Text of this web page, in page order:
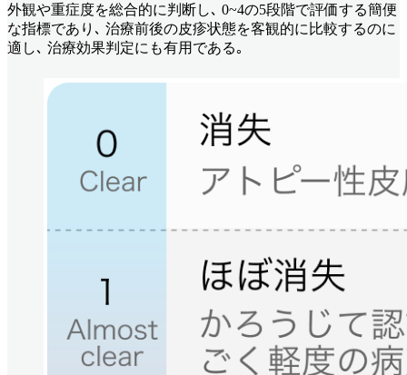
外観や重症度を総合的に判断し､ 0~4の5段階で評価する簡便
な指標であり､ 治療前後の皮疹状態を客観的に比較するのに
適し､ 治療効果判定にも有用である｡